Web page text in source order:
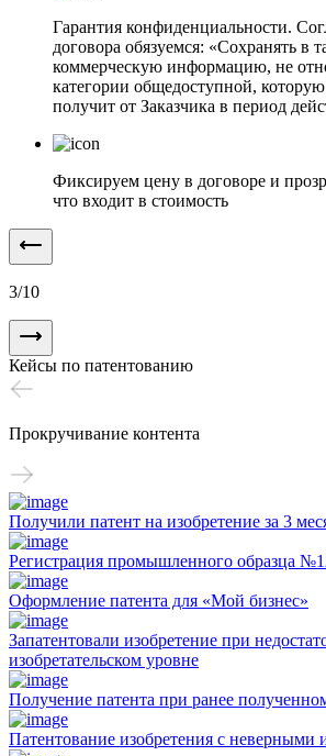
Гарантия конфиденциальности.
договора обязуемся: «Сохранять в
коммерческую информацию, не
категории общедоступной,
получит от Заказчика в период
Фиксируем цену в договоре и
что входит в стоимость
3/10
Кейсы по патентованию
Прокручивание контента
Получили патент на изобретение за 3
Регистрация промышленного образца
Оформление патента для «Мой бизнес»
Запатентовали изобретение при
изобретательском уровне
Получение патента при ранее
Патентование изобретения с